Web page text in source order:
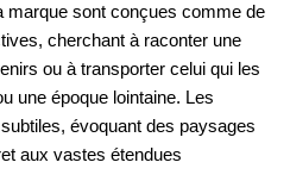
marque sont conçues comme de
cherchant à raconter une
ou à transporter celui qui les
une époque lointaine. Les
évoquant des paysages
aux vastes étendues